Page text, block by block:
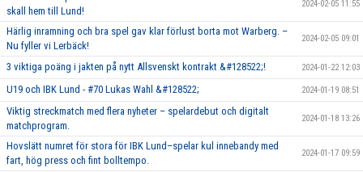
skall hem till Lund!
2024-02-05 11:55
Härlig inramning och bra spel gav klar förlust borta mot Warberg. –
Nu fyller vi Lerbäck!
2024-02-05 09:01
3 viktiga poäng i jakten på nytt Allsvenskt kontrakt &#128522;! 2024-01-22 12:03
U19 och IBK Lund - #70 Lukas Wahl &#128522; 2024-01-19 08:51
Viktig streckmatch med flera nyheter – spelardebut och digitalt
matchprogram.
2024-01-18 13:26
Hovslätt numret för stora för IBK Lund–spelar kul innebandy med
fart, hög press och fint bolltempo.
2024-01-17 09:59